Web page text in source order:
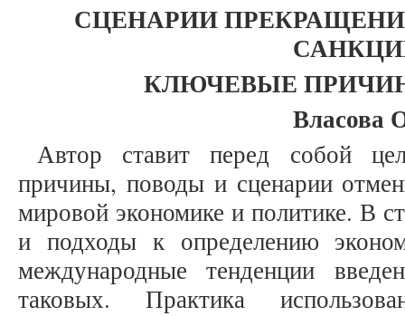
СЦЕНАРИИ
КЛЮЧЕВЫЕ
Власова
Автор ставит перед собой
причины, поводы и сценарии
мировой экономике и политике. В
и подходы к определению
международные тенденции
таковых. Практика